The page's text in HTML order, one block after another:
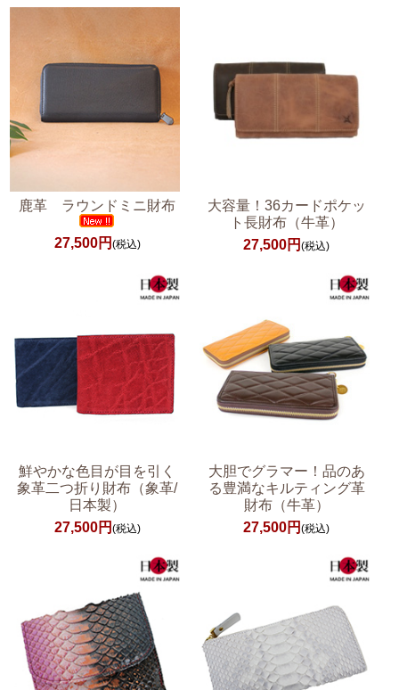
鹿革 ラウンドミニ財布
27,500円 (税込)
大容量！36カードポケッ
ト長財布（牛革）
27,500円(税込)
鮮やかな色目が目を引く
象革二つ折り財布（象革/
日本製）
27,500円 (税込)
大胆でグラマー！品のあ
る豊満なキルティング革
財布（牛革）
27,500円(税込)